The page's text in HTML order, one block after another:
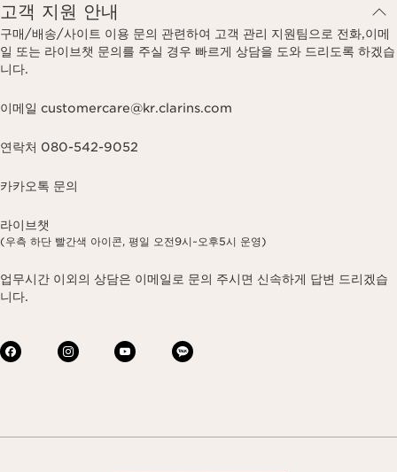
고객 지원 안내
구매/배송/사이트 이용 문의 관련하여 고객 관리 지원팀으로 전화,이메
일 또는 라이브챗 문의를 주실 경우 빠르게 상담을 도와 드리도록 하겠습
니다.
이메일 customercare@kr.clarins.com
연락처 080-542-9052
카카오톡 문의
라이브챗
(우측 하단 빨간색 아이콘, 평일 오전9시~오후5시 운영)
업무시간 이외의 상담은 이메일로 문의 주시면 신속하게 답변 드리겠습
니다.